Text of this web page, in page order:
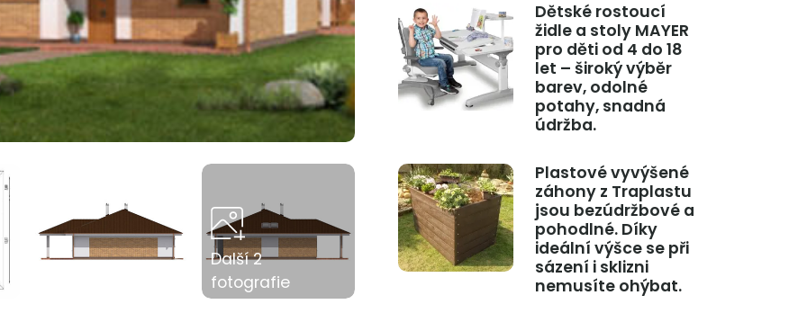
Další 2
fotografie
Dětské rostoucí
židle a stoly MAYER
pro děti od 4 do 18
let – široký výběr
barev, odolné
potahy, snadná
údržba.
Plastové vyvýšené
záhony z Traplastu
jsou bezúdržbové a
pohodlné. Díky
ideální výšce se při
sázení i sklizni
nemusíte ohýbat.